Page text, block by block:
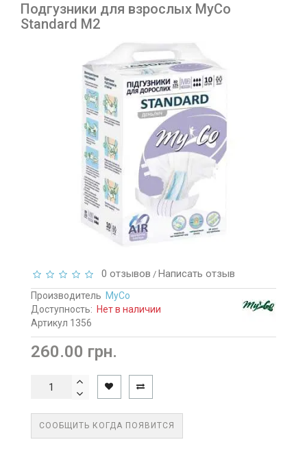
Подгузники для взрослых MyCo
Standard M2
0 отзывов / Написать отзыв
Производитель MyCo
Доступность: Нет в наличии
Артикул 1356
260.00 грн.
СООБЩИТЬ КОГДА ПОЯВИТСЯ